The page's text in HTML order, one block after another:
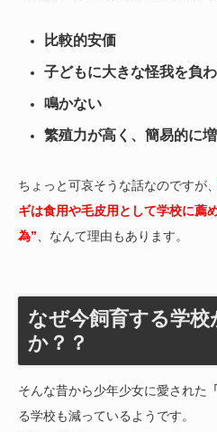
比較的安価
子どもに大きな怪我を負
鳴かない
繁殖力が高く、簡易的に
ちょっと可哀そうな話なのですが、
ギは食用や毛皮用として学校に薦
為” 、なんて理由もあります。
なぜ今飼育する学
か？？
そんな昔から少年少女に愛された
る学校も減っているようです。